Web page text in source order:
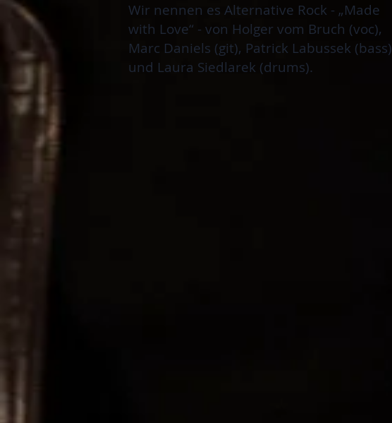
Wir nennen es Alternative Rock - „Made
with Love“ - von Holger vom Bruch (voc),
Marc Daniels (git), Patrick Labussek (bass)
und Laura Siedlarek (drums).